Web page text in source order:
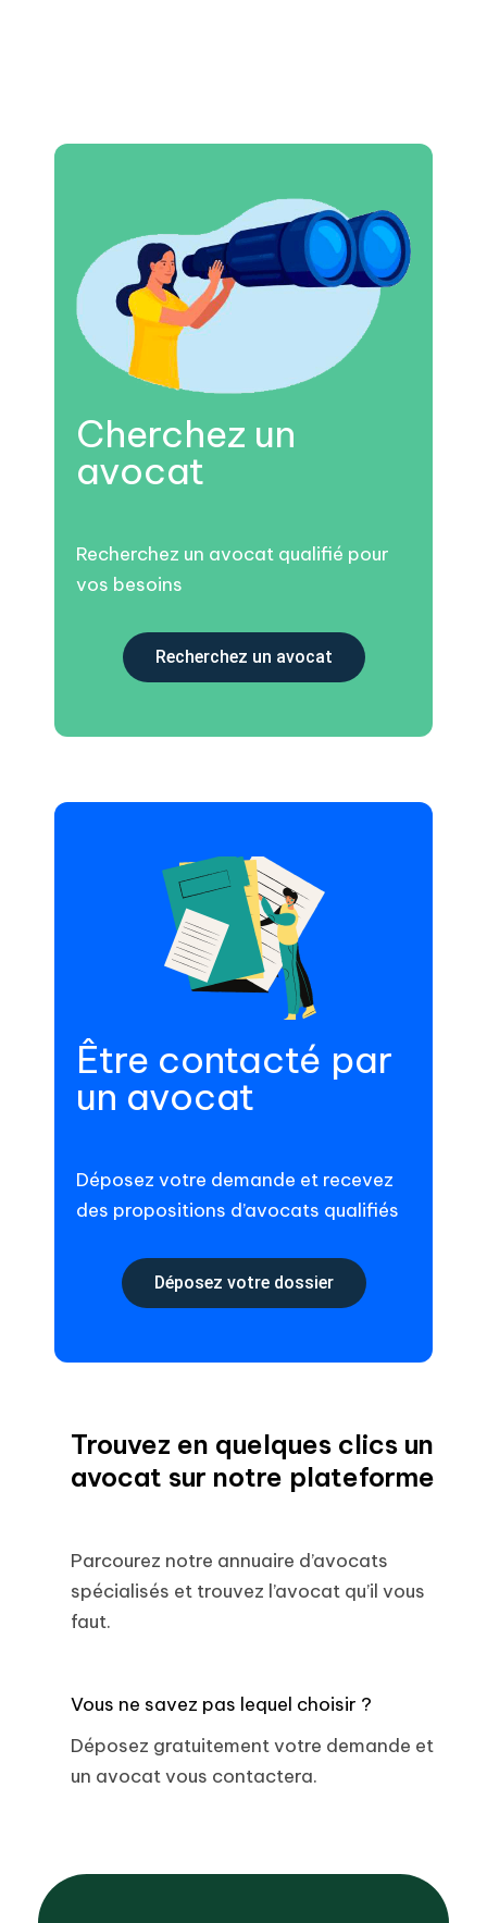
Cherchez un
avocat
Recherchez un avocat qualifié pour
vos besoins
Recherchez un avocat
Être contacté par
un avocat
Déposez votre demande et recevez
des propositions d’avocats qualifiés
Déposez votre dossier
Trouvez en quelques clics un
avocat sur notre plateforme
Parcourez notre annuaire d’avocats
spécialisés et trouvez l’avocat qu’il vous
faut.
Vous ne savez pas lequel choisir ?
Déposez gratuitement votre demande et
un avocat vous contactera.